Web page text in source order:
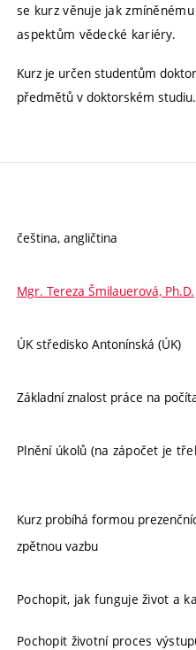
se kurz věnuje jak
aspektům vědecké kariéry.
Kurz je určen studentům
předmětů v doktorském studiu.
čeština, angličtina
Mgr. Tereza Šmilauerová, Ph.D.
ÚK středisko Antonínská (ÚK)
Základní znalost práce na
Plnění úkolů (na zápočet je
Kurz probíhá formou
zpětnou vazbu
Pochopit, jak funguje život a
Pochopit životní proces